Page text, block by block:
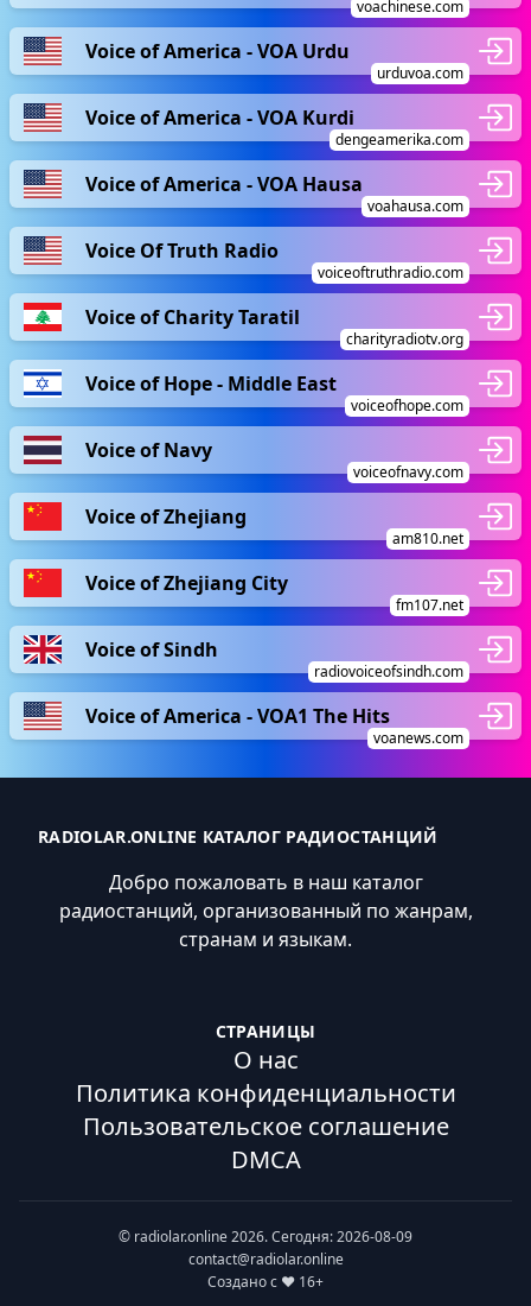
voachinese.com
Voice of America - VOA Urdu
urduvoa.com
Voice of America - VOA Kurdi
dengeamerika.com
Voice of America - VOA Hausa
voahausa.com
Voice Of Truth Radio
voiceoftruthradio.com
Voice of Charity Taratil
charityradiotv.org
Voice of Hope - Middle East
voiceofhope.com
Voice of Navy
voiceofnavy.com
Voice of Zhejiang
am810.net
Voice of Zhejiang City
fm107.net
Voice of Sindh
radiovoiceofsindh.com
Voice of America - VOA1 The Hits
voanews.com
RADIOLAR.ONLINE КАТАЛОГ РАДИОСТАНЦИЙ
Добро пожаловать в наш каталог
радиостанций, организованный по жанрам,
странам и языкам.
СТРАНИЦЫ
О нас
Политика конфиденциальности
Пользовательское соглашение
DMCA
© radiolar.online 2026. Сегодня: 2026-08-09
contact@radiolar.online
Создано с ❤️ 16+